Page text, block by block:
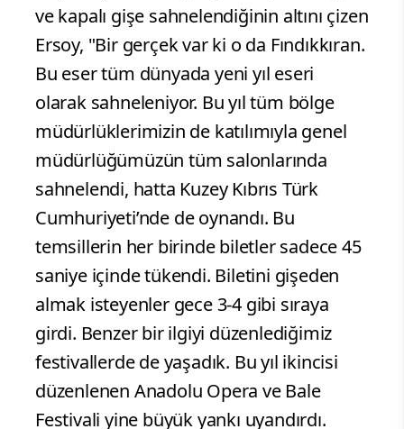
ve kapalı gişe sahnelendiğinin altını çizen
Ersoy, "Bir gerçek var ki o da Fındıkkıran.
Bu eser tüm dünyada yeni yıl eseri
olarak sahneleniyor. Bu yıl tüm bölge
müdürlüklerimizin de katılımıyla genel
müdürlüğümüzün tüm salonlarında
sahnelendi, hatta Kuzey Kıbrıs Türk
Cumhuriyeti’nde de oynandı. Bu
temsillerin her birinde biletler sadece 45
saniye içinde tükendi. Biletini gişeden
almak isteyenler gece 3-4 gibi sıraya
girdi. Benzer bir ilgiyi düzenlediğimiz
festivallerde de yaşadık. Bu yıl ikincisi
düzenlenen Anadolu Opera ve Bale
Festivali yine büyük yankı uyandırdı.